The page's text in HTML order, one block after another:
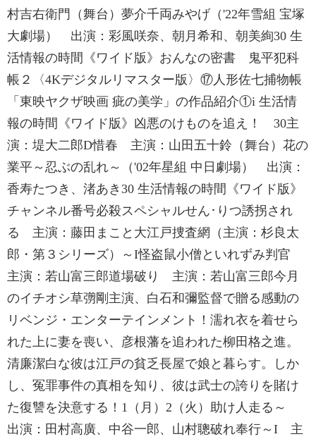
村吉右衛門（舞台）夢介千両みやげ（'22年雪組 宝塚
大劇場） 出演：彩風咲奈、朝月希和、朝美絢30 生
活情報の時間《ワイド版》おんなの密書 鬼平犯科
帳２〈4Kデジタルリマスター版〉⑰人形佐七捕物帳
「東映ヤクザ映画 疵の美学」の作品紹介①i 生活情
報の時間《ワイド版》凶悪のけものを追え！ 30主
演：堤大二郎D惜春 主演：山田五十鈴（舞台）花の
業平～忍ぶの乱れ～（'02年星組 中日劇場） 出演：
香寿たつき、渚あき30 生活情報の時間《ワイド版》
チャンネル番号必殺スペシャルせん･りつ誘拐され
る 主演：藤田まこと大江戸捜査網（主演：杉良太
郎・第３シリーズ）～I怪盗鼠小僧といれずみ判官
主演：若山富三郎道場破り 主演：若山富三郎今月
のイチオシ草彅剛主演、白石和彌監督で贈る感動の
リベンジ・エンターテインメント！濡れ衣を着せら
れた上に妻を喪い、彦根藩を追われた柳田格之進。
清廉潔白な彼は江戸の貧乏長屋で娘と暮らす。しか
し、冤罪事件の真相を知り、彼は武士の誇りを賭け
た復讐を決意する！1（月）2（火）助け人走る～
出演：田村高廣、中谷一郎、山村聰破れ奉行～I 主